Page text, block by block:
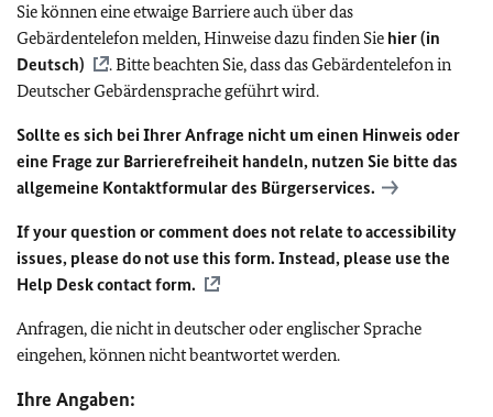
Sie können eine etwaige Barriere auch über das
Gebärdentelefon melden, Hinweise dazu finden Sie hier (in
Deutsch)
. Bitte beachten Sie, dass das Gebärdentelefon in
Deutscher Gebärdensprache geführt wird.
Sollte es sich bei Ihrer Anfrage nicht um einen Hinweis oder
eine Frage zur Barrierefreiheit handeln, nutzen Sie bitte das
allgemeine Kontaktformular des Bürgerservices.
If your question or comment does not relate to accessibility
issues, please do not use this form. Instead, please use the
Help Desk contact form.
Anfragen, die nicht in deutscher oder englischer Sprache
eingehen, können nicht beantwortet werden.
Ihre Angaben: